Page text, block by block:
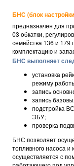
БНС (блок
предназначен для
03 обкатки,
семейства 136 и
комплектацию и
БНС выполняет
установка
режиму
запись
запись
подстройка
ЭБУ;
проверка
БНС позволяет
топливного насоса
осуществляется с